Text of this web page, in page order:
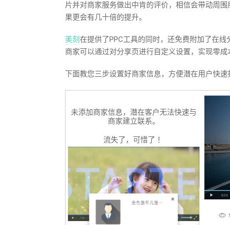
片并对商家服务做出中肯的评价，相信会带动周
果更会有几十倍的提升。
美刻在提供了PPC工具的同时，还免费附加了在线
商家可以通过对分享页进行自定义设置，实现零成
下面教您三步设置好商家信息，方便潜在用户快速
未添加商家信息，潜在客户无法快速与
商家建立联系。
流失了，可惜了 ！